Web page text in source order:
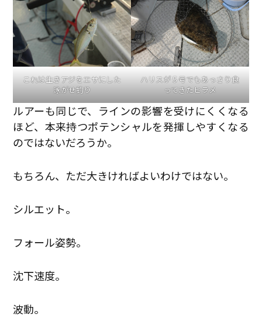
これは生きアジをエサにした
泳がせ釣り
ハリスが５号でもあっさり食
ってきたヒラメ
ルアーも同じで、ラインの影響を受けにくくなる
ほど、本来持つポテンシャルを発揮しやすくなる
のではないだろうか。
もちろん、ただ大きければよいわけではない。
シルエット。
フォール姿勢。
沈下速度。
波動。